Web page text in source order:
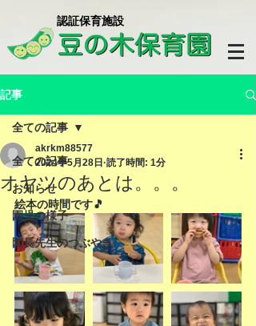
​認証保育施設
記事
全ての記事
お知らせ
園児の様子
園長先生のつぶやき
全ての記事
オヤツのあとは。。。
akrkm88577
2024年5月28日 読了時間: 1分
絵本の時間です🎵